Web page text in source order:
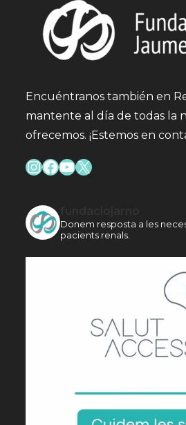
Encuéntranos también en
mantente al día de todas la
ofrecemos. ¡Estemos en
Instagram
Facebook
YouTube
X
Donem resposta a les
pacients renals.